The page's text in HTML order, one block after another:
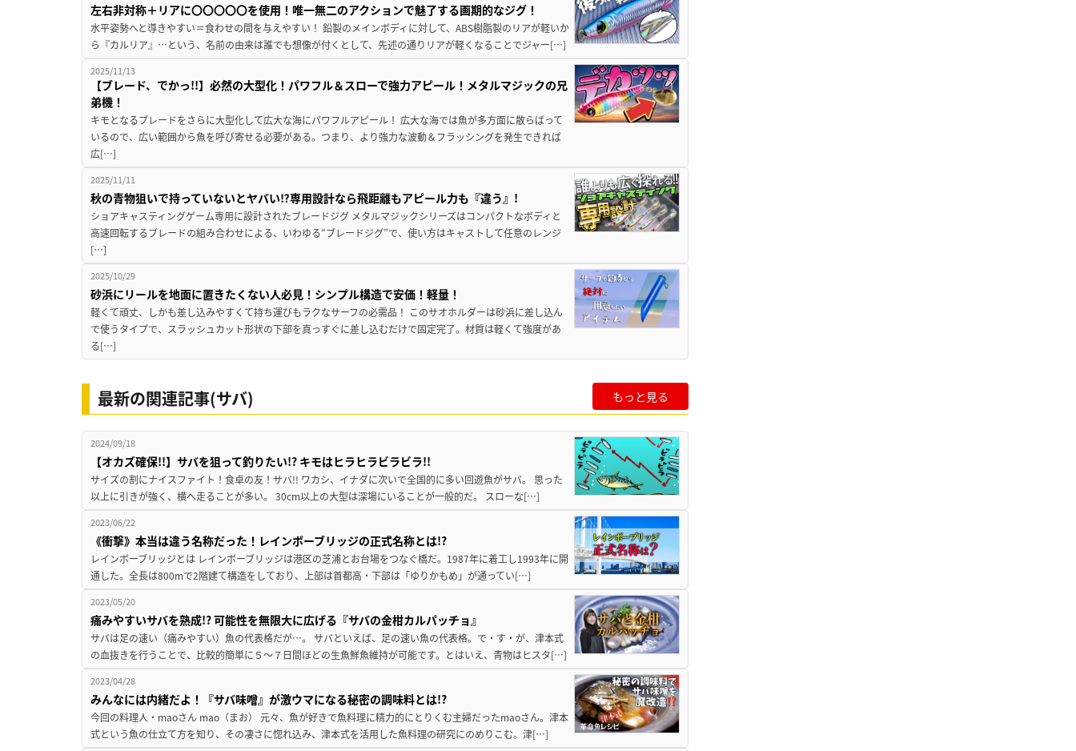
左右非対称＋リアに〇〇〇〇〇を使用！唯一無二のアクションで魅了する画期的なジグ！
水平姿勢へと導きやすい＝食わせの間を与えやすい！ 鉛製のメインボディに対して、ABS樹脂製のリアが軽いか
ら『カルリア』…という、名前の由来は誰でも想像が付くとして、先述の通りリアが軽くなることでジャー[…]
2025/11/13
【ブレード、でかっ!!】必然の大型化！パワフル＆スローで強力アピール！メタルマジックの兄
弟機！
キモとなるブレードをさらに大型化して広大な海にパワフルアピール！ 広大な海では魚が多方面に散らばって
いるので、広い範囲から魚を呼び寄せる必要がある。つまり、より強力な波動＆フラッシングを発生できれば
広[…]
2025/11/11
秋の青物狙いで持っていないとヤバい⁉専用設計なら飛距離もアピール力も『違う』!
ショアキャスティングゲーム専用に設計されたブレードジグ メタルマジックシリーズはコンパクトなボディと
高速回転するブレードの組み合わせによる、いわゆる“ブレードジグ”で、使い方はキャストして任意のレンジ
[…]
2025/10/29
砂浜にリールを地面に置きたくない人必見！シンプル構造で安価！軽量！
軽くて頑丈、しかも差し込みやすくて持ち運びもラクなサーフの必需品！ このサオホルダーは砂浜に差し込ん
で使うタイプで、スラッシュカット形状の下部を真っすぐに差し込むだけで固定完了。材質は軽くて強度があ
る[…]
最新の関連記事(サバ) もっと見る
2024/09/18
【オカズ確保!!】サバを狙って釣りたい!? キモはヒラヒラビラビラ!!
サイズの割にナイスファイト！食卓の友！サバ!! ワカシ、イナダに次いで全国的に多い回遊魚がサバ。 思った
以上に引きが強く、横へ走ることが多い。 30cm以上の大型は深場にいることが一般的だ。 スローな[…]
2023/06/22
《衝撃》本当は違う名称だった！レインボーブリッジの正式名称とは!?
レインボーブリッジとは レインボーブリッジは港区の芝浦とお台場をつなぐ橋だ。1987年に着工し1993年に開
通した。全長は800mで2階建て構造をしており、上部は首都高・下部は「ゆりかもめ」が通ってい[…]
2023/05/20
痛みやすいサバを熟成!? 可能性を無限大に広げる『サバの金柑カルパッチョ』
サバは足の速い（痛みやすい）魚の代表格だが…。 サバといえば、足の速い魚の代表格。で・す・が、津本式
の血抜きを行うことで、比較的簡単に５〜７日間ほどの生魚鮮魚維持が可能です。とはいえ、青物はヒスタ[…]
2023/04/28
みんなには内緒だよ！『サバ味噌』が激ウマになる秘密の調味料とは!?
今回の料理人・maoさん mao（まお） 元々、魚が好きで魚料理に精力的にとりくむ主婦だったmaoさん。津本
式という魚の仕立て方を知り、その凄さに惚れ込み、津本式を活用した魚料理の研究にのめりこむ。津[…]